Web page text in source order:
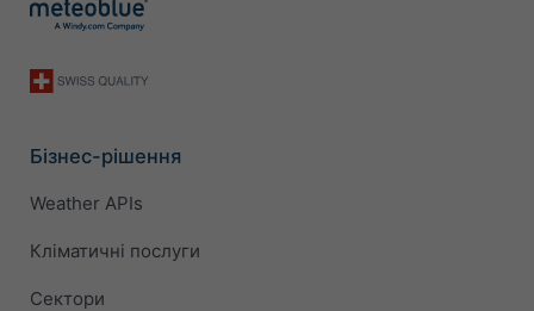
Бізнес-рішення
Weather APIs
Кліматичні послуги
Сектори